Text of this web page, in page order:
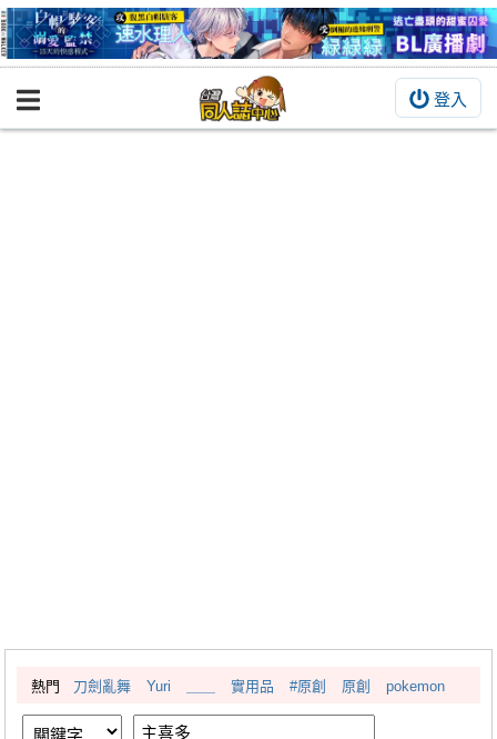
登入
BOOKY書集倉庫
繪圖藝廊
交流中心
攤位轉讓區
熱門 刀劍亂舞 Yuri 實用品 #原創 原創 pokemon